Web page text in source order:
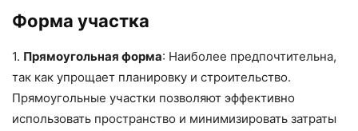
Форма участка
1. Прямоугольная форма: Наиболее предпочтительна,
так как упрощает планировку и строительство.
Прямоугольные участки позволяют эффективно
использовать пространство и минимизировать затраты